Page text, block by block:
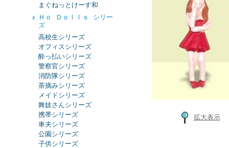
まぐねっとけーす和
Ｈｏ Ｄｏｌｌｓ シリー
ズ
高校生シリーズ
オフィスシリーズ
酔っ払いシリーズ
警察官シリーズ
消防隊シリーズ
茶摘みシリーズ
メイドシリーズ
舞妓さんシリーズ
携帯シリーズ
車夫シリーズ
公園シリーズ
子供シリーズ
拡大表示